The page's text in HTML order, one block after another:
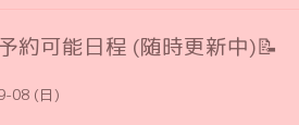
可能日程 (随時更新中)📝
08 (日)